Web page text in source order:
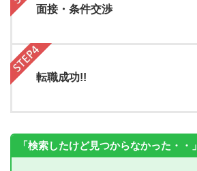
面接・条件交渉
転職成功!!
「検索したけど見つからなかった・・」